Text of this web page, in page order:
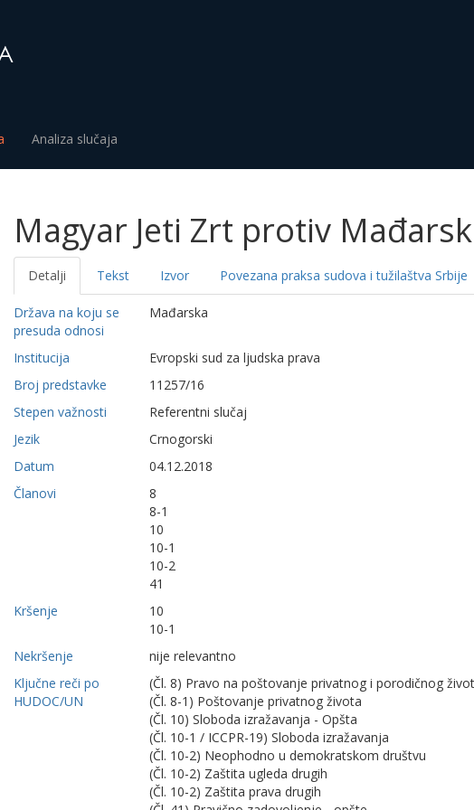
Analiza slučaja
Magyar Jeti Zrt protiv
Detalji Tekst Izvor Povezana praksa sudova i tužilaštva Srbije
Država na koju se
presuda odnosi
Mađarska
Institucija
Evropski sud za ljudska prava
Broj predstavke
11257/16
Stepen važnosti
Referentni slučaj
Jezik
Crnogorski
Datum
04.12.2018
Članovi
8
8-1
10
10-1
10-2
41
Kršenje
10
10-1
Nekršenje
nije relevantno
Ključne reči po
HUDOC/UN
(Čl. 8) Pravo na poštovanje privatnog i porodičnog
(Čl. 8-1) Poštovanje privatnog života
(Čl. 10) Sloboda izražavanja - Opšta
(Čl. 10-1 / ICCPR-19) Sloboda izražavanja
(Čl. 10-2) Neophodno u demokratskom društvu
(Čl. 10-2) Zaštita ugleda drugih
(Čl. 10-2) Zaštita prava drugih